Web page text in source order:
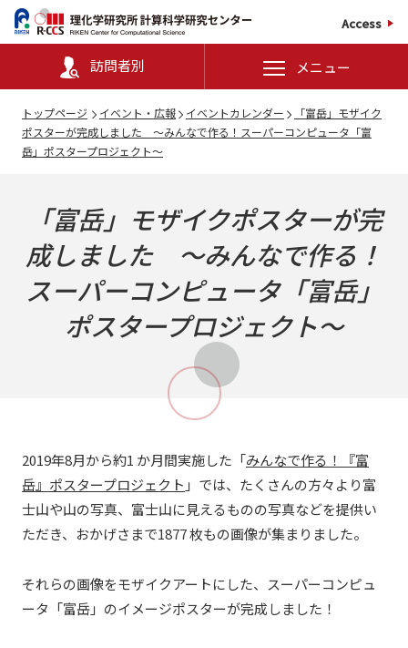
Access
訪問者別 メニュー
トップページ イベント・広報 イベントカレンダー
「富岳」モザイク
ポスターが完成しました ～みんなで作る！スーパーコンピュータ「富
岳」ポスタープロジェクト～
「富岳」モザイクポスターが完
成しました ～みんなで作る！
スーパーコンピュータ「富岳」
ポスタープロジェクト～
2019年8月から約1 か月間実施した「みんなで作る！『富
岳』ポスタープロジェクト 」では、たくさんの方々より富
士山や山の写真、富士山に見えるものの写真などを提供い
ただき、おかげさまで1877 枚もの画像が集まりました。
それらの画像をモザイクアートにした、スーパーコンピュ
ータ「富岳」のイメージポスターが完成しました！